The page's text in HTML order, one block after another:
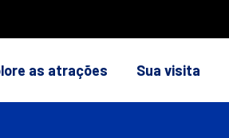
as atrações Sua visita